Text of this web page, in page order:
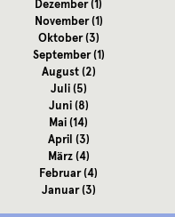
Dezember(1)
November(1)
Oktober(3)
September(1)
August(2)
Juli(5)
Juni(8)
Mai(14)
April (3)
März(4)
Februar(4)
Januar(3)